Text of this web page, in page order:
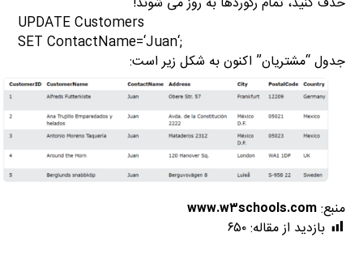
UPDATECustomers
;
‘
SET ContactName=‘Juan
جدول “مشتریان” اکنون به شکل زیر است:
منبع:www.w۳schools.com
بازدید از مقاله: ۶۵۰